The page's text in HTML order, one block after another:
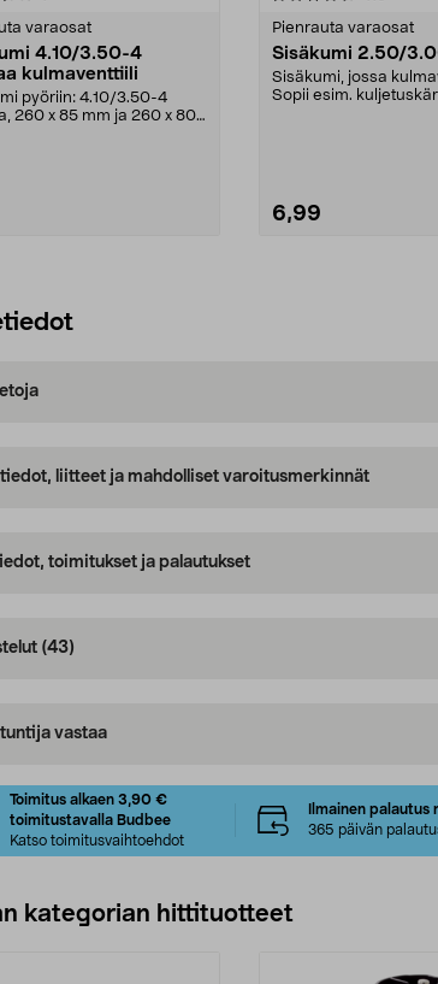
varaosat
4.10/3.50-4
kulmaventtiili
pyöriin: 4.10/3.50-4
260 x 85 mm ja 260 x 80
Pienrauta varaosat
Sisäkumi 2.50/
Sisäkumi, jossa
Sopii esim.
6,99
liitteet ja mahdolliset varoitusmerkinnät
toimitukset ja palautukset
(43)
vastaa
Toimitus alkaen 3,90 €
toimitustavalla Budbee
Katso toimitusvaihtoehdot
Ilmainen palautus
365 päivän
kategorian hittituotteet